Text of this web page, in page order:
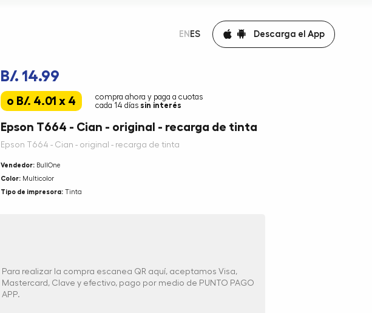
EN ES Descarga el App
B/. 14.99
o B/. 4.01 x 4
compra ahora y paga a cuotas
cada 14 días sin interés
Epson T664 - Cian - original - recarga de tinta
Epson T664 - Cian - original - recarga de tinta
Vendedor:BullOne
Color:Multicolor
Tipo de impresora:Tinta
Para realizar la compra escanea QR aquí, aceptamos Visa,
Mastercard, Clave y efectivo, pago por medio de PUNTO PAGO
APP.